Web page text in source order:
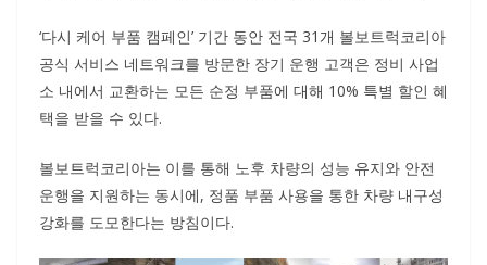
‘다시 케어 부품 캠페인’ 기간 동안 전국 31개 볼보트럭코리아
공식 서비스 네트워크를 방문한 장기 운행 고객은 정비 사업
소 내에서 교환하는 모든 순정 부품에 대해 10% 특별 할인 혜
택을 받을 수 있다.
볼보트럭코리아는 이를 통해 노후 차량의 성능 유지와 안전
운행을 지원하는 동시에, 정품 부품 사용을 통한 차량 내구성
강화를 도모한다는 방침이다.